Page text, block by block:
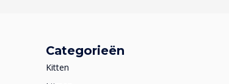
Categorieën
Kitten